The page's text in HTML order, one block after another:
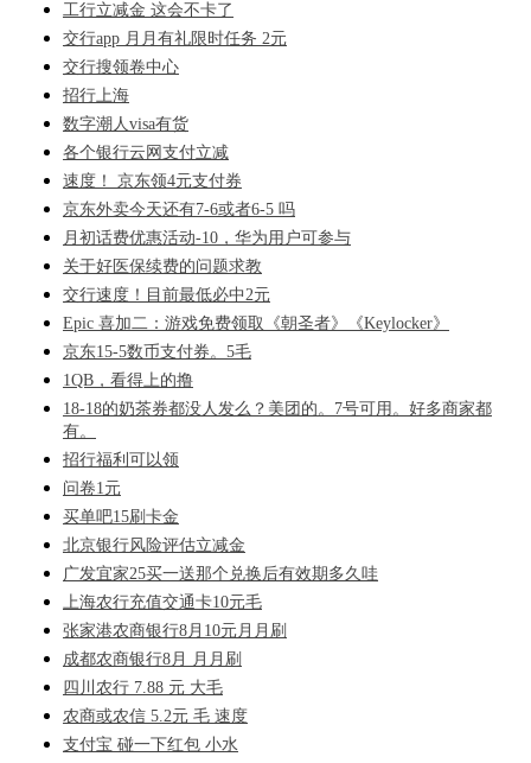
工行立减金 这会不卡了
交行app 月月有礼限时任务 2元
交行搜领卷中心
招行上海
数字潮人visa有货
各个银行云网支付立减
速度！ 京东领4元支付券
京东外卖今天还有7-6或者6-5 吗
月初话费优惠活动-10，华为用户可参与
关于好医保续费的问题求教
交行速度！目前最低必中2元
Epic 喜加二：游戏免费领取《朝圣者》《Keylocker》
京东15-5数币支付券。5毛
1QB，看得上的撸
18-18的奶茶券都没人发么？美团的。7号可用。好多商家都
有。
招行福利可以领
问卷1元
买单吧15刷卡金
北京银行风险评估立减金
广发宜家25买一送那个兑换后有效期多久哇
上海农行充值交通卡10元毛
张家港农商银行8月10元月月刷
成都农商银行8月 月月刷
四川农行 7.88 元 大毛
农商或农信 5.2元 毛 速度
支付宝 碰一下红包 小水